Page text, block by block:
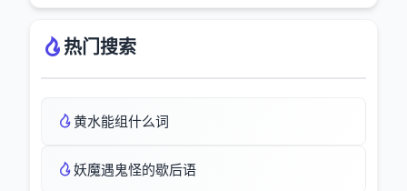
热门搜索
黄水能组什么词
妖魔遇鬼怪的歇后语